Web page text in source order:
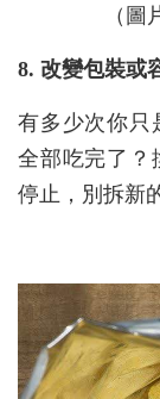
（圖
8. 改變包裝或
有多少次你只
全部吃完了？
停止，別拆新